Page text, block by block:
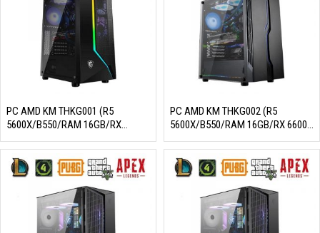
PC AMD KM THKG001 (R5
5600X/B550/RAM 16GB/RX
6500XT/SSD 256GB/650W/DOS)
PC AMD KM THKG002 (R5
5600X/B550/RAM 16GB/RX 6600
8GB/SSD 256GB/650W/DOS)